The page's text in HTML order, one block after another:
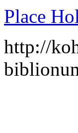
Place
http://